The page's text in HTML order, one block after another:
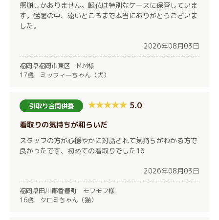
感謝しかありません。喉仏は特別なケースに保管していま
す。猛暑の中、遠いところまで本当にありがとうございま
した。
2026年08月03日
福岡県福岡市東区 M.M様
17歳 ミッフィーちゃん（犬）
引取り合同供養 5.0
看取りの気持ちが和らいだ
スタッフの方が心穏やかに対話されて気持ちがわかる方で
良かったです、初めての看取りでした16
2026年08月03日
福岡県田川郡香春町 モフモフ様
16歳 クロミちゃん（猫）